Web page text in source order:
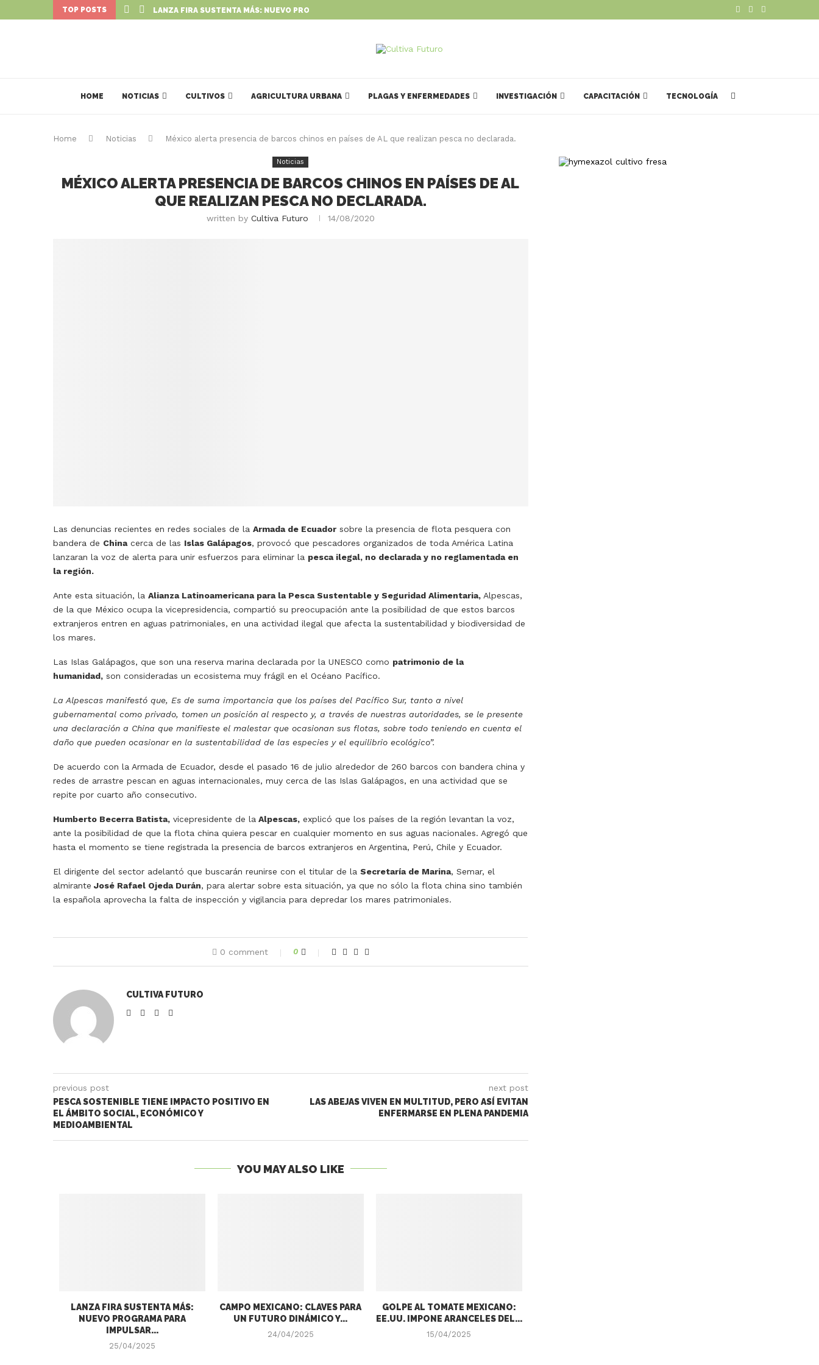
TOP POSTS LANZA FIRA SUSTENTA MÁS: NUEVO PROGRAMA PARA IMPULSAR...
HOME NOTICIAS CULTIVOS AGRICULTURA URBANA PLAGAS Y ENFERMEDADES INVESTIGACIÓN CAPACITACIÓN TECNOLOGÍA
Home Noticias México alerta presencia de barcos chinos en países de AL que realizan pesca no declarada.
Noticias
MÉXICO ALERTA PRESENCIA DE BARCOS CHINOS EN PAÍSES DE AL
QUE REALIZAN PESCA NO DECLARADA.
written by Cultiva Futuro 14/08/2020
Las denuncias recientes en redes sociales de la Armada de Ecuador sobre la presencia de flota pesquera con
bandera de Chinacerca de las Islas Galápagos, provocó que pescadores organizados de toda América Latina
lanzaran la voz de alerta para unir esfuerzos para eliminar la pesca ilegal, no declarada y no reglamentada en
la región.
Ante esta situación, la Alianza Latinoamericana para la Pesca Sustentable y Seguridad Alimentaria, Alpescas,
de la que México ocupa la vicepresidencia, compartió su preocupación ante la posibilidad de que estos barcos
extranjeros entren en aguas patrimoniales, en una actividad ilegal que afecta la sustentabilidad y biodiversidad de
los mares.
Las Islas Galápagos, que son una reserva marina declarada por la UNESCO como patrimonio de la
humanidad, son consideradas un ecosistema muy frágil en el Océano Pacífico.
La Alpescas manifestó que, Es de suma importancia que los países del Pacífico Sur, tanto a nivel
gubernamental como privado, tomen un posición al respecto y, a través de nuestras autoridades, se le presente
una declaración a China que manifieste el malestar que ocasionan sus flotas, sobre todo teniendo en cuenta el
daño que pueden ocasionar en la sustentabilidad de las especies y el equilibrio ecológico”.
De acuerdo con la Armada de Ecuador, desde el pasado 16 de julio alrededor de 260 barcos con bandera china y
redes de arrastre pescan en aguas internacionales, muy cerca de las Islas Galápagos, en una actividad que se
repite por cuarto año consecutivo.
Humberto Becerra Batista, vicepresidente de la Alpescas, explicó que los países de la región levantan la voz,
ante la posibilidad de que la flota china quiera pescar en cualquier momento en sus aguas nacionales. Agregó que
hasta el momento se tiene registrada la presencia de barcos extranjeros en Argentina, Perú, Chile y Ecuador.
El dirigente del sector adelantó que buscarán reunirse con el titular de la Secretaría de Marina, Semar, el
almirante José Rafael Ojeda Durán, para alertar sobre esta situación, ya que no sólo la flota china sino también
la española aprovecha la falta de inspección y vigilancia para depredar los mares patrimoniales.
0 comment 0
CULTIVA FUTURO
previous post
PESCA SOSTENIBLE TIENE IMPACTO POSITIVO EN
EL ÁMBITO SOCIAL, ECONÓMICO Y
MEDIOAMBIENTAL
next post
LAS ABEJAS VIVEN EN MULTITUD, PERO ASÍ EVITAN
ENFERMARSE EN PLENA PANDEMIA
YOU MAY ALSO LIKE
LANZA FIRA SUSTENTA MÁS:
NUEVO PROGRAMA PARA
IMPULSAR...
25/04/2025
CAMPO MEXICANO: CLAVES PARA
UN FUTURO DINÁMICO Y...
24/04/2025
GOLPE AL TOMATE MEXICANO:
EE.UU. IMPONE ARANCELES DEL...
15/04/2025